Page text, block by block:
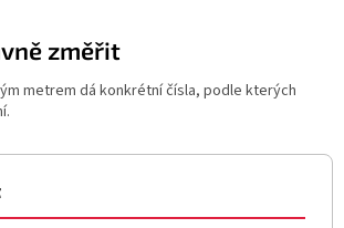
změřit
metrem dá konkrétní čísla, podle kterých